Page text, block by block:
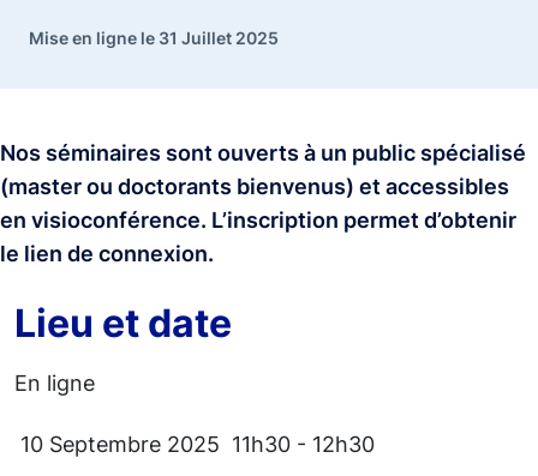
Mise en ligne le 31 Juillet 2025
Nos séminaires sont ouverts à un public spécialisé
(master ou doctorants bienvenus) et accessibles
en visioconférence. L’inscription permet d’obtenir
le lien de connexion.
Lieu et date
En ligne
10 Septembre 2025 11h30 - 12h30